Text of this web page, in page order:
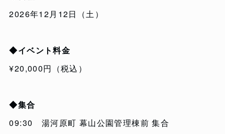
2026年12月12日（土）
◆イベント料金
¥20,000円（税込）
◆集合
09:30 湯河原町 幕山公園管理棟前 集合